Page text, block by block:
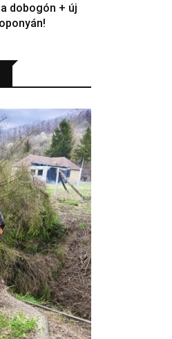
dobogón + új